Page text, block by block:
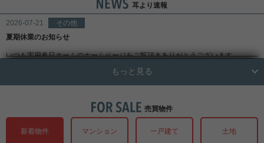
耳より速報
2026-07-21
その他
夏期休業のお知らせ
いつも実用春日ホームのホームページをご覧頂きありがとうございます。
誠に勝手ながら、８月１１日～８月１９日の期間、休業とさせていただきま
８月２０日より全店通常営業致します。
また、水漏れトラブル等に関し、弊社管理物件にお住まいで２４時間かけつけ
7/25（土）弁護士・税理士・司法書士による「相続＆不動産活用」個別相談会
無料・完全予約制
本駒込1丁目土地 全３区画 7月4日(土)・5日(日)現地見学会開催！
もっと見る
売買物件
新着物件 マンション 一戸建て 土地